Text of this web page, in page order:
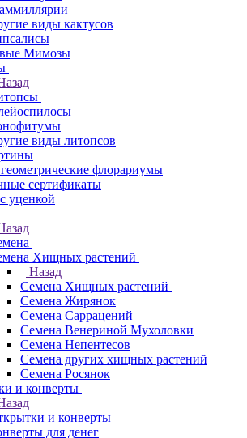
виды кактусов
Мимозы
виды литопсов
флорариумы
сертификаты
уценкой
Хищных растений
Назад
Семена Хищных растений
Семена Жирянок
Семена Саррацений
Семена Венериной Мухоловки
Семена Непентесов
Семена других хищных растений
Семена Росянок
и конверты
и конверты
для денег